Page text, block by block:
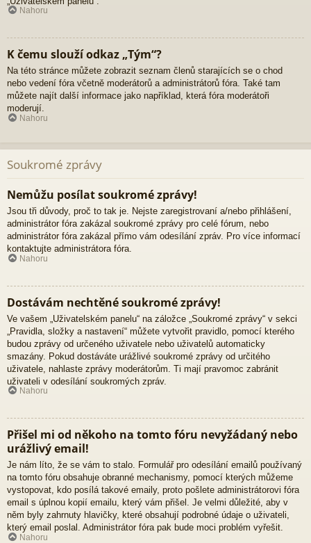
Nahoru
K čemu slouží odkaz „Tým“?
Na této stránce můžete zobrazit seznam členů starajících se o chod
nebo vedení fóra včetně moderátorů a administrátorů fóra. Také tam
můžete najít další informace jako například, která fóra moderátoři
moderují.
Nahoru
Soukromé zprávy
Nemůžu posílat soukromé zprávy!
Jsou tři důvody, proč to tak je. Nejste zaregistrovaní a/nebo přihlášení,
administrátor fóra zakázal soukromé zprávy pro celé fórum, nebo
administrátor fóra zakázal přímo vám odesílání zpráv. Pro více informací
kontaktujte administrátora fóra.
Nahoru
Dostávám nechtěné soukromé zprávy!
Ve vašem „Uživatelském panelu“ na záložce „Soukromé zprávy“ v sekci
„Pravidla, složky a nastavení“ můžete vytvořit pravidlo, pomocí kterého
budou zprávy od určeného uživatele nebo uživatelů automaticky
smazány. Pokud dostáváte urážlivé soukromé zprávy od určitého
uživatele, nahlaste zprávy moderátorům. Ti mají pravomoc zabránit
uživateli v odesílání soukromých zpráv.
Nahoru
Přišel mi od někoho na tomto fóru nevyžádaný nebo
urážlivý email!
Je nám líto, že se vám to stalo. Formulář pro odesílání emailů používaný
na tomto fóru obsahuje obranné mechanismy, pomocí kterých můžeme
vystopovat, kdo posílá takové emaily, proto pošlete administrátorovi fóra
email s úplnou kopií emailu, který vám přišel. Je velmi důležité, aby v
něm byly zahrnuty hlavičky, které obsahují podrobné údaje o uživateli,
který email poslal. Administrátor fóra pak bude moci problém vyřešit.
Nahoru